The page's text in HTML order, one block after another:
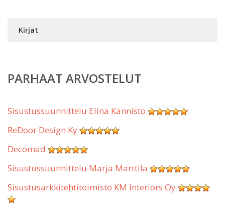
Kirjat
PARHAAT ARVOSTELUT
Sisustussuunnittelu Elina Kannisto
ReDoor Design Ky
Decomad
Sisustussuunnittelu Marja Marttila
Sisustusarkkitehtitoimisto KM Interiors Oy